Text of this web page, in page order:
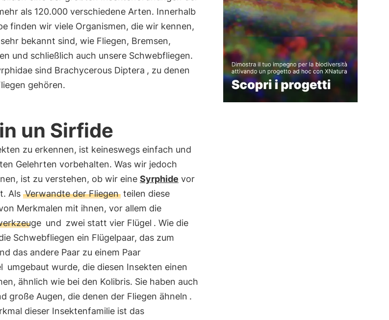
als 120.000 verschiedene Arten. Innerhalb
finden wir viele Organismen, die wir kennen,
bekannt sind, wie Fliegen, Bremsen,
und schließlich auch unsere Schwebfliegen.
sind Brachycerous Diptera , zu denen
gehören.
un Sirfide
zu erkennen, ist keineswegs einfach und
Gelehrten vorbehalten. Was wir jedoch
ist zu verstehen, ob wir eine Syrphide vor
Als Verwandte der Fliegenteilen diese
Merkmalen mit ihnen, vor allem die
und zwei statt vier Flügel . Wie die
Schwebfliegen ein Flügelpaar, das zum
das andere Paar zu einem Paar
umgebaut wurde, die diesen Insekten einen
ähnlich wie bei den Kolibris. Sie haben auch
große Augen, die denen der Fliegen ähneln .
dieser Insektenfamilie ist das